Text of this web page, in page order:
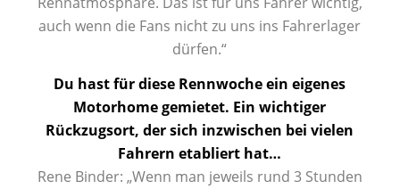
auch wenn die Fans nicht zu uns ins Fahrerlager
dürfen.“
Du hast für diese Rennwoche ein eigenes
Motorhome gemietet. Ein wichtiger
Rückzugsort, der sich inzwischen bei vielen
Fahrern etabliert hat…
Rene Binder: „Wenn man jeweils rund 3 Stunden